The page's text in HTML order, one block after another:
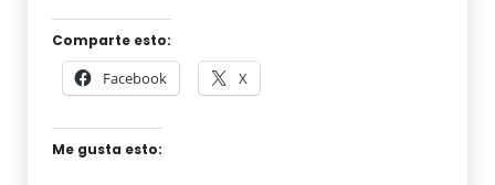
Comparte esto:
Facebook X
Me gusta esto: